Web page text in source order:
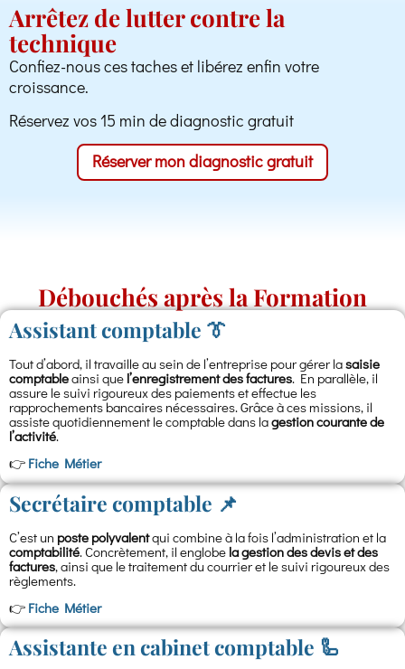
Arrêtez de lutter contre la
technique
Confiez-nous ces taches et libérez enfin votre
croissance.
Réservez vos 15 min de diagnostic gratuit
Réserver mon diagnostic gratuit
Débouchés après la Formation
Assistant comptable 👔
Tout d’abord, il travaille au sein de l’entreprise pour gérer lasaisie
comptableainsi que l’enregistrement des factures. En parallèle, il
assure le suivi rigoureux des paiements et effectue les
rapprochements bancaires nécessaires. Grâce à ces missions, il
assiste quotidiennement le comptable dans lagestion courante de
l’activité.
👉 Fiche Métier
Secrétaire comptable 📌
C’est un poste polyvalentqui combine à la fois l’administration et la
comptabilité. Concrètement, il englobe la gestion des devis et des
factures, ainsi que le traitement du courrier et le suivi rigoureux des
règlements.
👉 Fiche Métier
Assistante en cabinet comptable 🦾